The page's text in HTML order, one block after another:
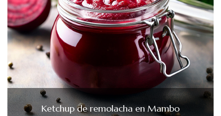
Ketchup de remolacha en Mambo